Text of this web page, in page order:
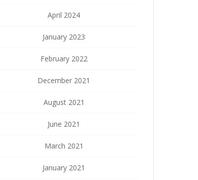
April 2024
January 2023
February 2022
December 2021
August 2021
June 2021
March 2021
January 2021